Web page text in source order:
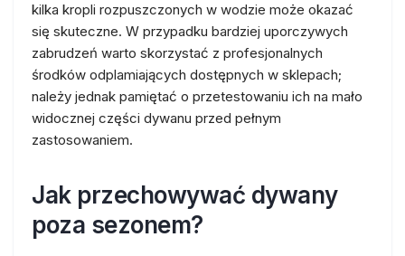
kilka kropli rozpuszczonych w wodzie może okazać
się skuteczne. W przypadku bardziej uporczywych
zabrudzeń warto skorzystać z profesjonalnych
środków odplamiających dostępnych w sklepach;
należy jednak pamiętać o przetestowaniu ich na mało
widocznej części dywanu przed pełnym
zastosowaniem.
Jak przechowywać dywany
poza sezonem?